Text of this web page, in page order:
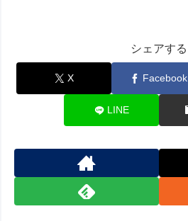
シェアする
X Facebook
LINE